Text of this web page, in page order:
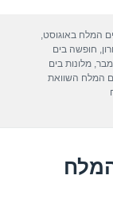
המלח באוגוסט,
, חופשה בים
,מלונות בים
המלח השוואת